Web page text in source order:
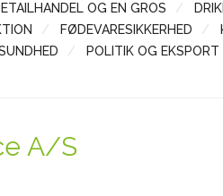
OG EN GROS
FØDEVARESIKKERHED
POLITIK OG EKSPORT
A/S